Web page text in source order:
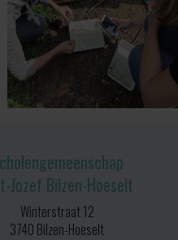
Jozef Bilzen-Hoeselt
Winterstraat 12
3740 Bilzen-Hoeselt